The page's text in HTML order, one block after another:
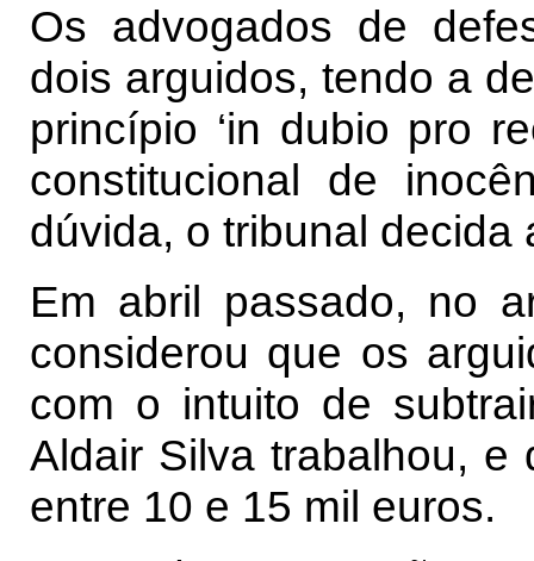
Os advogados de
dois arguidos, tendo a
princípio ‘in dubio pro
constitucional de
dúvida, o tribunal decida
Em abril passado, no
considerou que os
com o intuito de
Aldair Silva trabalhou, e
entre 10 e 15 mil euros.